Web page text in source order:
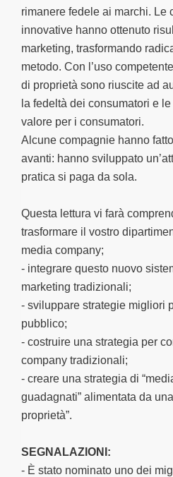
rimanere fedele ai marchi. Le
innovative hanno ottenuto
marketing, trasformando
metodo. Con l’uso
di proprietà sono riuscite ad
la fedeltà dei consumatori e
valore per i consumatori.
Alcune compagnie hanno
avanti: hanno sviluppato
pratica si paga da sola.
Questa lettura vi farà
trasformare il vostro
media company;
- integrare questo nuovo
marketing tradizionali;
- sviluppare strategie migliori
pubblico;
- costruire una strategia per
company tradizionali;
- creare una strategia di
guadagnati” alimentata da
proprietà”.
SEGNALAZIONI:
- È stato nominato uno dei